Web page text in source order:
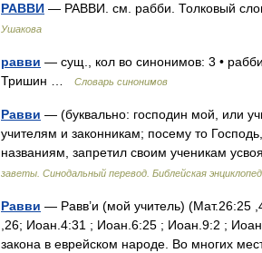
РАВВИ — РАВВИ. см. рабби. Толковый
Ушакова
равви — сущ., кол во синонимов: 3 •
Тришин …
Словарь синонимов
Равви — (буквально: господин мой, или
учителям и законникам; посему то
названиям, запретил своим ученикам
заветы. Синодальный перевод. Библейская
Равви — Равв’и (мой учитель)
,26; Иоан.4:31 ; Иоан.6:25 ; Иоан.9:2 ;
закона в еврейском народе. Во многих